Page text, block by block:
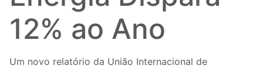
12% ao Ano
Um novo relatório da União Internacional de